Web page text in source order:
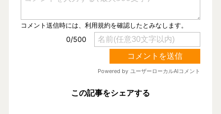
この記事をシェアする